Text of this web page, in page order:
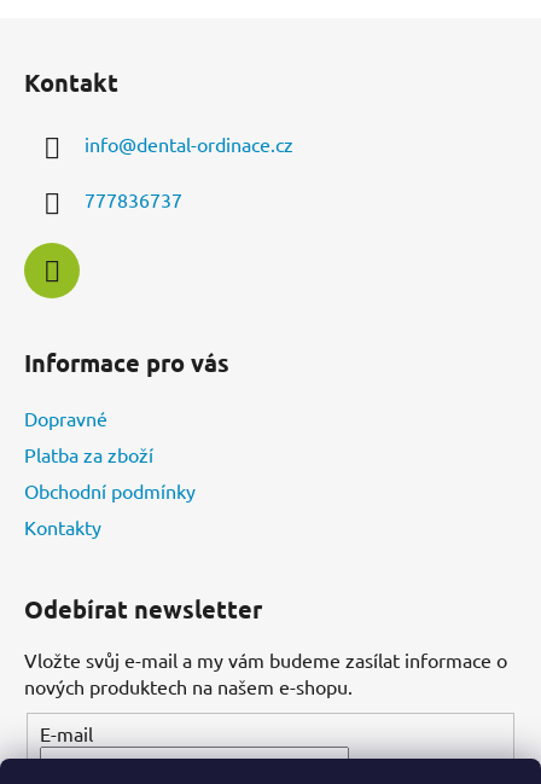
Kontakt
info@dental-ordinace.cz
777836737
Informace pro vás
Dopravné
Platba za zboží
Obchodní podmínky
Kontakty
Odebírat newsletter
Vložte svůj e-mail a my vám budeme zasílat informace o
nových produktech na našem e-shopu.
E-mail